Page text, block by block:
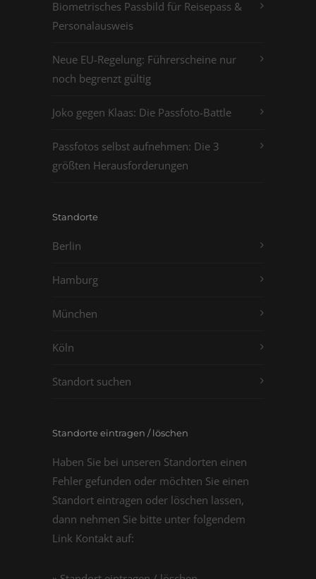
Biometrisches Passbild für Reisepass &
Personalausweis
Neue EU-Regelung: Führerscheine nur
noch begrenzt gültig
Joko gegen Klaas: Die Passfoto-Battle
Passfotos selbst aufnehmen: Die 3
größten Herausforderungen
Standorte
Berlin
Hamburg
München
Köln
Standort suchen
Standorte eintragen / löschen
Haben Sie bei unseren Standorten einen
Fehler gefunden oder möchten Sie einen
Standort eintragen oder löschen lassen,
dann nehmen Sie bitte unter folgendem
Link Kontakt auf: